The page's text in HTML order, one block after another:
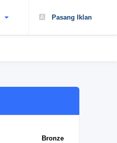
Pasang Iklan
Bronze